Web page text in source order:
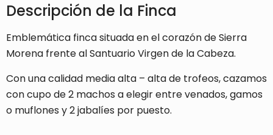
Descripción de la Finca
Emblemática finca situada en el corazón de Sierra
Morena frente al Santuario Virgen de la Cabeza.
Con una calidad media alta – alta de trofeos, cazamos
con cupo de 2 machos a elegir entre venados, gamos
o muflones y 2 jabalíes por puesto.